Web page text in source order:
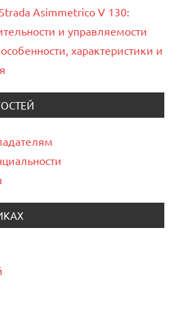
Asimmetrico V 130:
и управляемости
характеристики и